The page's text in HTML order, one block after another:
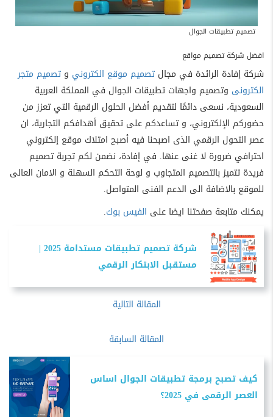
تصميم تطبيقات الجوال
افضل شركة تصميم مواقع
شركة إفادة الرائدة في مجال تصميم موقع الكتروني و تصميم متجر
الكترونى وتصميم واجهات تطبيقات الجوال في المملكة العربية
السعودية، نسعى دائمًا لتقديم أفضل الحلول الرقمية التي تعزز من
حضوركم الإلكتروني، و تساعدكم على تحقيق أهدافكم التجارية، ان
عصر التحول الرقمي الذى اصبحنا فيه أصبح امتلاك موقع إلكتروني
احترافي ضرورة لا غنى عنها. في إفادة، نضمن لكم تجربة تصميم
فريدة تتميز بالتصميم المتجاوب و لوحة التحكم السهلة و الامان العالى
للموقع بالاضافة الى الدعم الفنى المتواصل.
يمكنك متابعة صفحتنا ايضا على الفيس بوك.
شركة تصميم تطبيقات مستدامة 2025 |
مستقبل الابتكار الرقمي
المقالة التالية
المقالة السابقة
كيف تصبح برمجة تطبيقات الجوال اساس
العصر الرقمى في 2025؟